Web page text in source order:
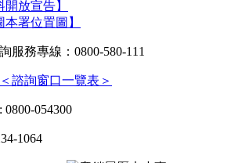
開放宣告】
本署位置圖】
服務專線：0800-580-111
＜諮詢窗口一覽表＞
054300
1064